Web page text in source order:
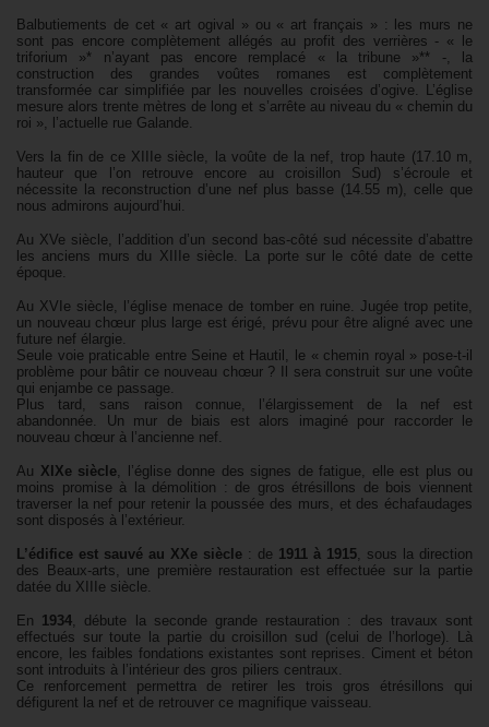
Balbutiements de cet « art ogival » ou « art français » : les murs ne
sont pas encore complètement allégés au profit des verrières - « le
triforium »* n’ayant pas encore remplacé « la tribune »** -, la
construction des grandes voûtes romanes est complètement
transformée car simplifiée par les nouvelles croisées d’ogive. L’église
mesure alors trente mètres de long et s’arrête au niveau du « chemin du
roi », l’actuelle rue Galande.
Vers la fin de ce XIIIe siècle, la voûte de la nef, trop haute (17.10 m,
hauteur que l’on retrouve encore au croisillon Sud) s’écroule et
nécessite la reconstruction d’une nef plus basse (14.55 m), celle que
nous admirons aujourd’hui.
Au XVe siècle, l’addition d’un second bas-côté sud nécessite d’abattre
les anciens murs du XIIIe siècle. La porte sur le côté date de cette
époque.
Au XVIe siècle, l’église menace de tomber en ruine. Jugée trop petite,
un nouveau chœur plus large est érigé, prévu pour être aligné avec une
future nef élargie.
Seule voie praticable entre Seine et Hautil, le « chemin royal » pose-t-il
problème pour bâtir ce nouveau chœur ? Il sera construit sur une voûte
qui enjambe ce passage.
Plus tard, sans raison connue, l’élargissement de la nef est
abandonnée. Un mur de biais est alors imaginé pour raccorder le
nouveau chœur à l’ancienne nef.
Au XIXe siècle, l’église donne des signes de fatigue, elle est plus ou
moins promise à la démolition : de gros étrésillons de bois viennent
traverser la nef pour retenir la poussée des murs, et des échafaudages
sont disposés à l’extérieur.
L’édifice est sauvé au XXe siècle : de 1911 à 1915, sous la direction
des Beaux-arts, une première restauration est effectuée sur la partie
datée du XIIIe siècle.
En 1934, débute la seconde grande restauration : des travaux sont
effectués sur toute la partie du croisillon sud (celui de l’horloge). Là
encore, les faibles fondations existantes sont reprises. Ciment et béton
sont introduits à l’intérieur des gros piliers centraux.
Ce renforcement permettra de retirer les trois gros étrésillons qui
défigurent la nef et de retrouver ce magnifique vaisseau.